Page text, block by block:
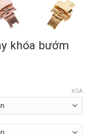
khóa bướm
XÓA